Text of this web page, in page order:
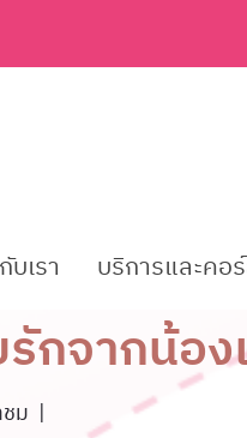
บเรา บริการและคอ
กจากน้อ
ม |